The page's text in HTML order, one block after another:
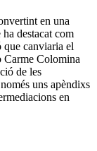
en una
destacat com
que canviaria el
Carme Colomina
de les
uns apèndixs
en